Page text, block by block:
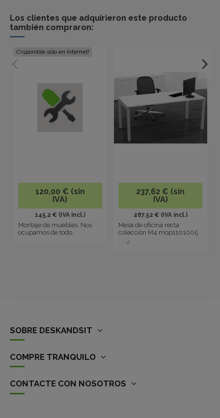
Los clientes que adquirieron este producto
también compraron:
¡Disponible sólo en Internet!
120,00 € (sin
IVA)
145.2 € (IVA incl.)
Montaje de muebles. Nos
ocupamos de todo.
237,62 € (sin
IVA)
287.52 € (IVA incl.)
Mesa de oficina recta
colección M4 mop1101005
SOBRE DESKANDSIT
COMPRE TRANQUILO
CONTACTE CON NOSOTROS